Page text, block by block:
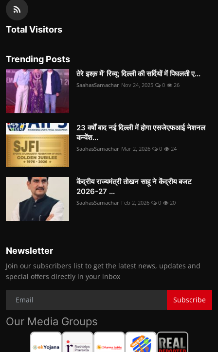
Total Visitors
Trending Posts
तेरे इश्क़ में’ रिव्यू: दिल्ली की सर्दियों में पिघलती ए...
SaahasSamachar Nov 24, 2025 0 26
23 वर्षों बाद नई दिल्ली में होगा एसजेएफआई नेशनल
कन्वेंश...
SaahasSamachar Mar 2, 2026 0 24
केंद्रीय राज्यमंत्री तोखन साहू ने केंद्रीय बजट
2026-27 ...
SaahasSamachar Feb 2, 2026 0 20
Newsletter
Join our subscribers list to get the latest news, updates and
special offers directly in your inbox
Subscribe
Our Media Groups